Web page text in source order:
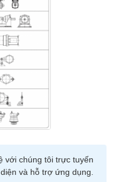
với chúng tôi trực tuyến
và hỗ trợ ứng dụng.